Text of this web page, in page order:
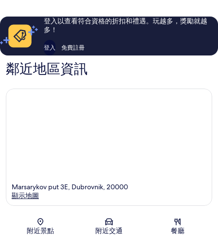
評
論
評
論
登入以查看符合資格的折扣和禮遇。玩越多，獎勵就越
多！
登入 免費註冊
鄰近地區資訊
地圖
Marsarykov put 3E, Dubrovnik, 20000
顯示地圖
附近景點 附近交通 餐廳